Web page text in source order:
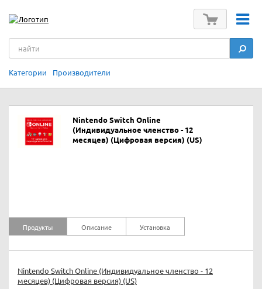
Категории Производители
Nintendo Switch Online
(Индивидуальное членство - 12
месяцев) (Цифровая версия) (US)
Продукты Описание Установка
Nintendo Switch Online (Индивидуальное членство - 12
месяцев) (Цифровая версия) (US)